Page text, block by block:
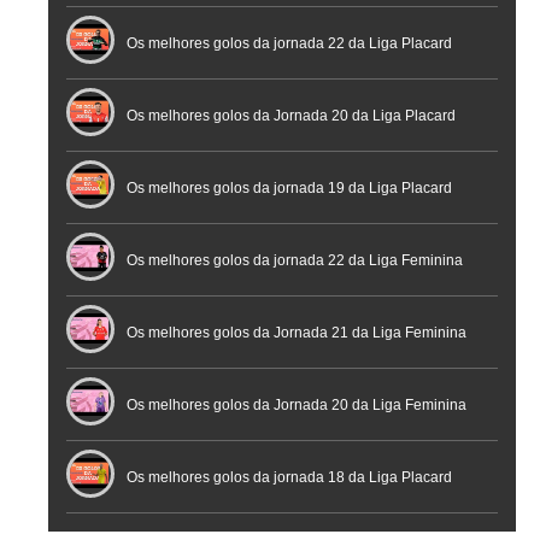
Futebol
Futsal | Documentário
Os melhores golos da jornada 22 da Liga Placard
Os melhores golos da Jornada 20 da Liga Placard
Futsal
Os melhores golos da jornada 19 da Liga Placard
Os melhores golos da jornada 22 da Liga Feminina
Placard
Os melhores golos da Jornada 21 da Liga Feminina
Placard
Os melhores golos da Jornada 20 da Liga Feminina
Placard
Os melhores golos da jornada 18 da Liga Placard